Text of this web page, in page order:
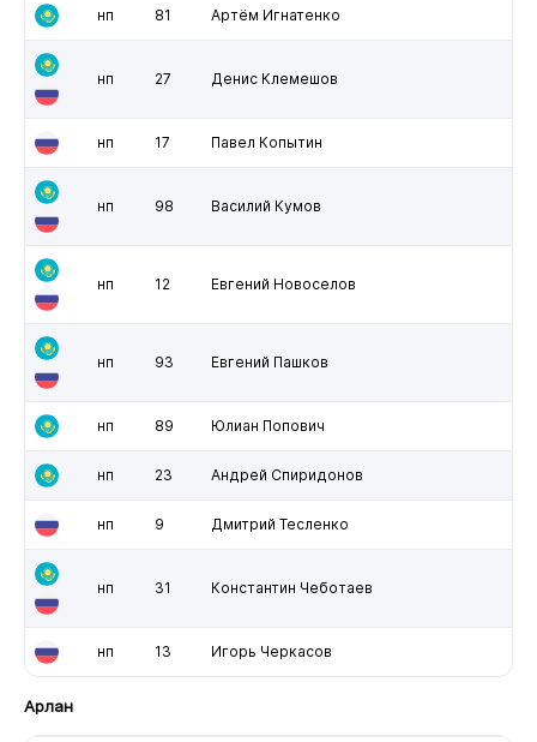
нп 81 Артём Игнатенко
нп 27 Денис Клемешов
нп 17 Павел Копытин
нп 98 Василий Кумов
нп 12 Евгений Новоселов
нп 93 Евгений Пашков
нп 89 Юлиан Попович
нп 23 Андрей Спиридонов
нп 9 Дмитрий Тесленко
нп 31 Константин Чеботаев
нп 13 Игорь Черкасов
Арлан